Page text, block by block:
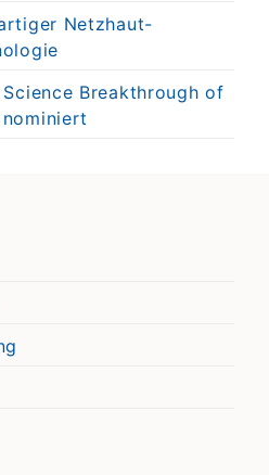
Netzhaut-
Breakthrough of